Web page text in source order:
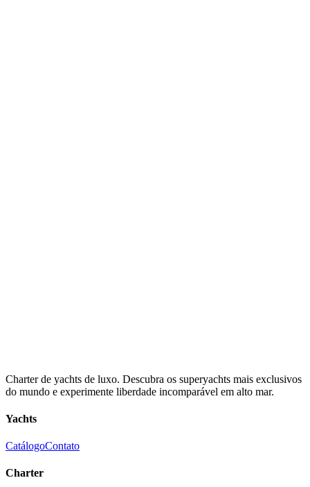
Charter de yachts de luxo. Descubra os superyachts mais exclusivos
do mundo e experimente liberdade incomparável em alto mar.
Yachts
CatálogoContato
Charter